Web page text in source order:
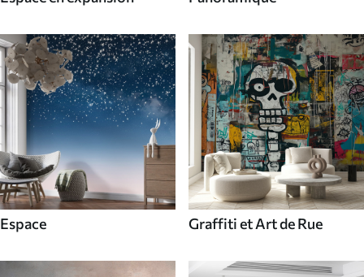
Espace Graffiti et Art de Rue